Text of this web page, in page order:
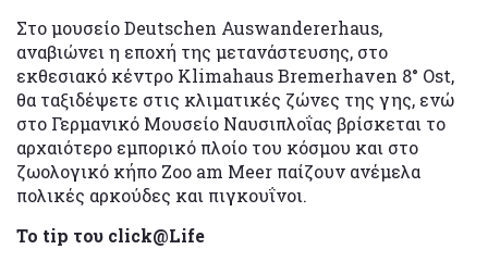
Στο μουσείο Deutschen Auswandererhaus,
αναβιώνει η εποχή της μετανάστευσης, στο
εκθεσιακό κέντρο Klimahaus Bremerhaven 8° Ost,
θα ταξιδέψετε στις κλιματικές ζώνες της γης, ενώ
στο Γερμανικό Μουσείο Ναυσιπλοΐας βρίσκεται το
αρχαιότερο εμπορικό πλοίο του κόσμου και στο
ζωολογικό κήπο Zoo am Meer παίζουν ανέμελα
πολικές αρκούδες και πιγκουΐνοι.
Το tip του click@Life